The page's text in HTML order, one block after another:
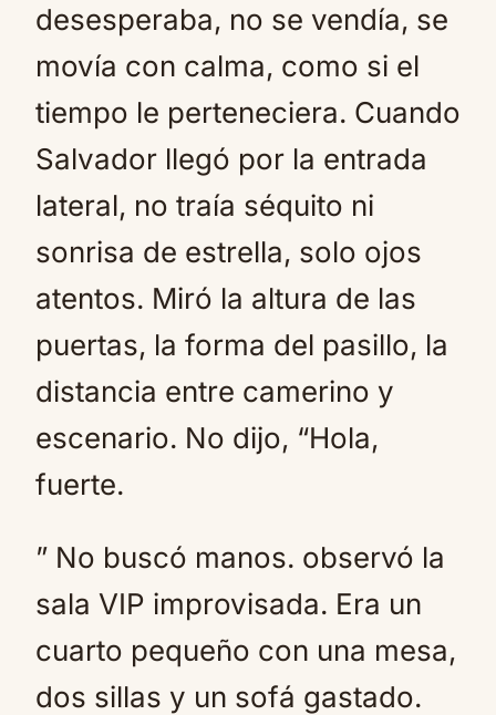
desesperaba, no se vendía, se
movía con calma, como si el
tiempo le perteneciera. Cuando
Salvador llegó por la entrada
lateral, no traía séquito ni
sonrisa de estrella, solo ojos
atentos. Miró la altura de las
puertas, la forma del pasillo, la
distancia entre camerino y
escenario. No dijo, “Hola,
fuerte.
” No buscó manos. observó la
sala VIP improvisada. Era un
cuarto pequeño con una mesa,
dos sillas y un sofá gastado.